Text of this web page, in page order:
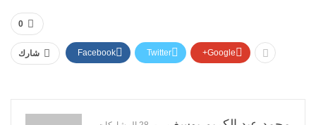
0
شارك Facebook Twitter Google+